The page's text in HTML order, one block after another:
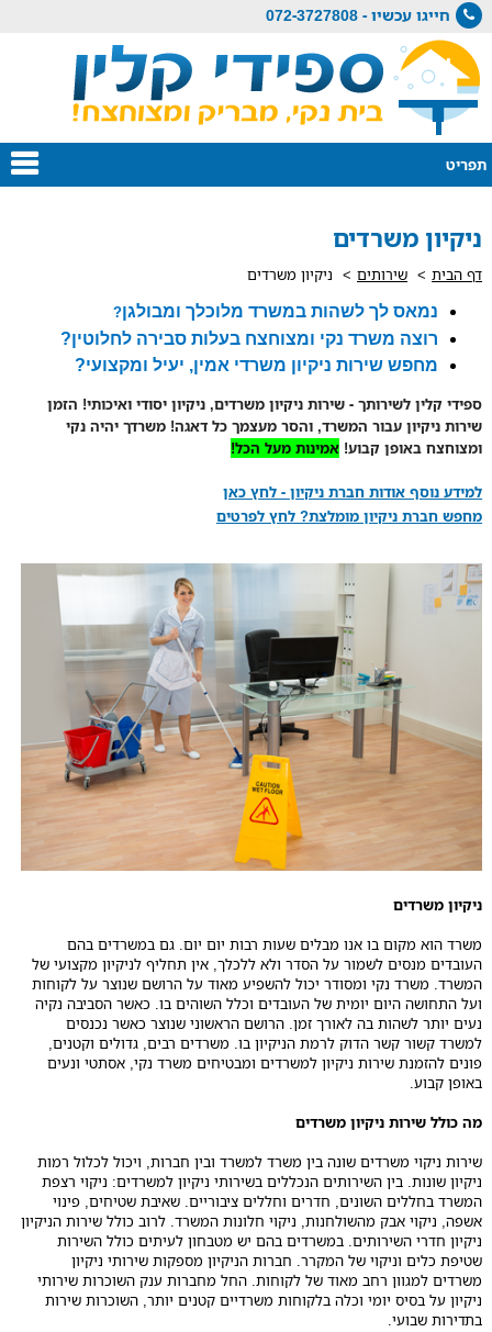
חייגו עכשיו - 072-3727808
תפריט
ניקיון משרדים
דף הבית שירותים ניקיון משרדים
נמאס לך לשהות במשרד מלוכלך ומבולגן?
רוצה משרד נקי ומצוחצח בעלות סבירה לחלוטין?
מחפש שירות ניקיון משרדי אמין, יעיל ומקצועי?
ספידי קלין לשירותך - שירות ניקיון משרדים, ניקיון יסודי ואיכותי! הזמן
שירות ניקיון עבור המשרד, והסר מעצמך כל דאגה! משרדך יהיה נקי
ומצוחצח באופן קבוע! אמינות מעל הכל!
למידע נוסף אודות חברת ניקיון - לחץ כאן
מחפש חברת ניקיון מומלצת? לחץ לפרטים
ניקיון משרדים
משרד הוא מקום בו אנו מבלים שעות רבות יום יום. גם במשרדים בהם
העובדים מנסים לשמור על הסדר ולא ללכלך, אין תחליף לניקיון מקצועי של
המשרד. משרד נקי ומסודר יכול להשפיע מאוד על הרושם שנוצר על לקוחות
ועל התחושה היום יומית של העובדים וכלל השוהים בו. כאשר הסביבה נקיה
נעים יותר לשהות בה לאורך זמן. הרושם הראשוני שנוצר כאשר נכנסים
למשרד קשור קשר הדוק לרמת הניקיון בו. משרדים רבים, גדולים וקטנים,
פונים להזמנת שירות ניקיון למשרדים ומבטיחים משרד נקי, אסתטי ונעים
באופן קבוע.
מה כולל שירות ניקיון משרדים
שירות ניקוי משרדים שונה בין משרד למשרד ובין חברות, ויכול לכלול רמות
ניקיון שונות. בין השירותים הנכללים בשירותי ניקיון למשרדים: ניקוי רצפת
המשרד בחללים השונים, חדרים וחללים ציבוריים. שאיבת שטיחים, פינוי
אשפה, ניקוי אבק מהשולחנות, ניקוי חלונות המשרד. לרוב כולל שירות הניקיון
ניקיון חדרי השירותים. במשרדים בהם יש מטבחון לעיתים כולל השירות
שטיפת כלים וניקוי של המקרר. חברות הניקיון מספקות שירותי ניקיון
משרדים למגוון רחב מאוד של לקוחות. החל מחברות ענק השוכרות שירותי
ניקיון על בסיס יומי וכלה בלקוחות משרדיים קטנים יותר, השוכרות שירות
בתדירות שבועי.